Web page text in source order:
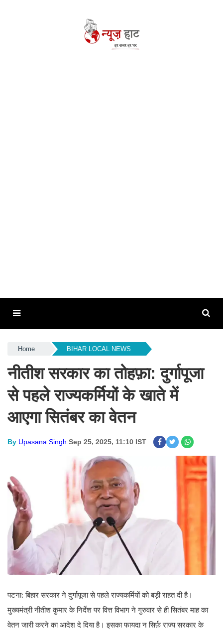
Home BIHAR LOCAL NEWS
नीतीश सरकार का तोहफ़ा: दुर्गापूजा
से पहले राज्यकर्मियों के खाते में
आएगा सितंबर का वेतन
By Upasana Singh Sep 25, 2025, 11:10 IST
पटना: बिहार सरकार ने दुर्गापूजा से पहले राज्यकर्मियों को बड़ी राहत दी है।
मुख्यमंत्री नीतीश कुमार के निर्देश पर वित्त विभाग ने गुरुवार से ही सितंबर माह का
वेतन जारी करने का आदेश दे दिया है। इसका फायदा न सिर्फ़ राज्य सरकार के